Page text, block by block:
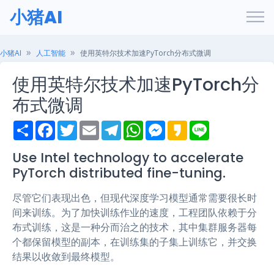
小猪AI
小猪AI 人工智能 使用英特尔技术加速PyTorch分布式微调
使用英特尔技术加速PyTorch分
布式微调
S
h
r
e
F
a
e
b
o
k
T
w
t
t
e
E
m
i
l
T
e
e
g
r
m
W
h
t
s
A
p
M
e
s
e
n
e
r
K
a
a
o
e
Use Intel technology to accelerate
PyTorch distributed fine-tuning.
尽管它们表现出色，但现代深度学习模型通常需要很长时
间来训练。为了加快训练作业的速度，工程团队依赖于分
布式训练，这是一种分而治之的技术，其中集群服务器每
个都保留模型的副本，在训练集的子集上训练它，并交换
结果以收敛到最终模型。